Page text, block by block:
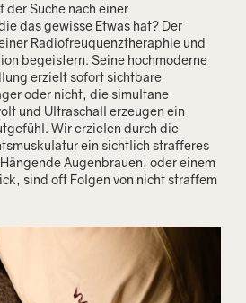
der Suche nach einer
das gewisse Etwas hat? Der
Radiofreuquenztheraphie und
begeistern. Seine hochmoderne
erzielt sofort sichtbare
oder nicht, die simultane
und Ultraschall erzeugen ein
Wir erzielen durch die
ein sichtlich strafferes
Augenbrauen, oder einem
sind oft Folgen von nicht straffem